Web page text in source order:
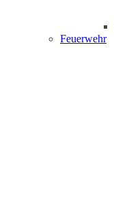
Feuerwehr